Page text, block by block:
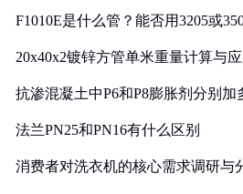
F1010E是什么管？能否用3205或
20x40x2镀锌方管单米重量计算与
抗渗混凝土中P6和P8膨胀剂分别加
法兰PN25和PN16有什么区别
消费者对洗衣机的核心需求调研与